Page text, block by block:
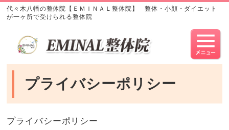
代々木八幡の整体院【ＥＭＩＮＡＬ整体院】 整体・小顔・ダイエット
が一ヶ所で受けられる整体院
プライバシーポリシー
プライバシーポリシー